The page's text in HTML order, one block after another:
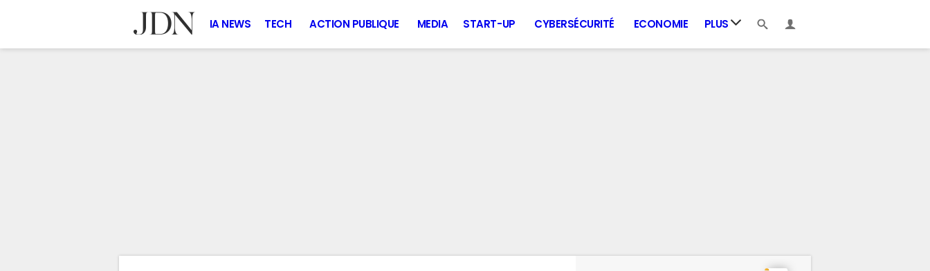
IA NEWS TECH ACTION PUBLIQUE MEDIA START-UP CYBERSÉCURITÉ ECONOMIE PLUS